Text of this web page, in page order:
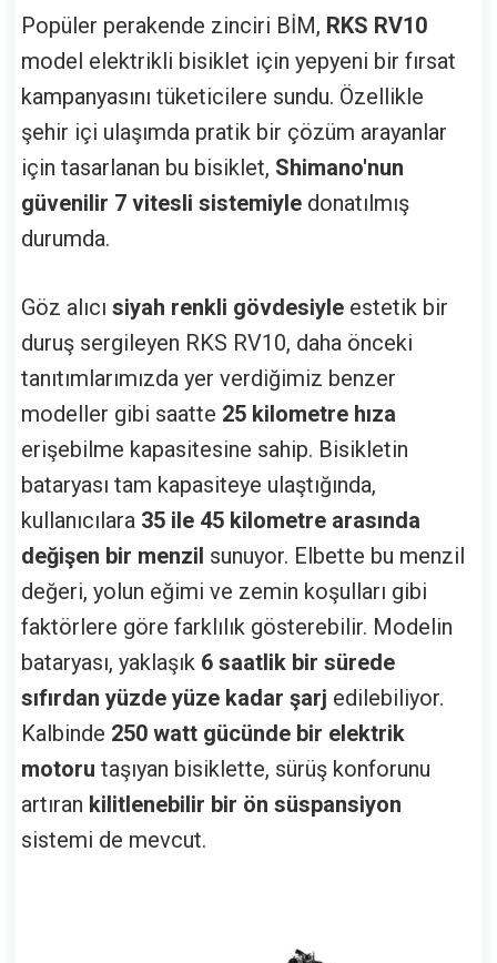
Popüler perakende zinciri BİM, RKS RV10
model elektrikli bisiklet için yepyeni bir fırsat
kampanyasını tüketicilere sundu. Özellikle
şehir içi ulaşımda pratik bir çözüm arayanlar
için tasarlanan bu bisiklet, Shimano'nun
güvenilir 7 vitesli sistemiyle donatılmış
durumda.
Göz alıcı siyah renkli gövdesiyle estetik bir
duruş sergileyen RKS RV10, daha önceki
tanıtımlarımızda yer verdiğimiz benzer
modeller gibi saatte 25 kilometre hıza
erişebilme kapasitesine sahip. Bisikletin
bataryası tam kapasiteye ulaştığında,
kullanıcılara 35 ile 45 kilometre arasında
değişen bir menzil sunuyor. Elbette bu menzil
değeri, yolun eğimi ve zemin koşulları gibi
faktörlere göre farklılık gösterebilir. Modelin
bataryası, yaklaşık 6 saatlik bir sürede
sıfırdan yüzde yüze kadar şarj edilebiliyor.
Kalbinde 250 watt gücünde bir elektrik
motoru taşıyan bisiklette, sürüş konforunu
artıran kilitlenebilir bir ön süspansiyon
sistemi de mevcut.